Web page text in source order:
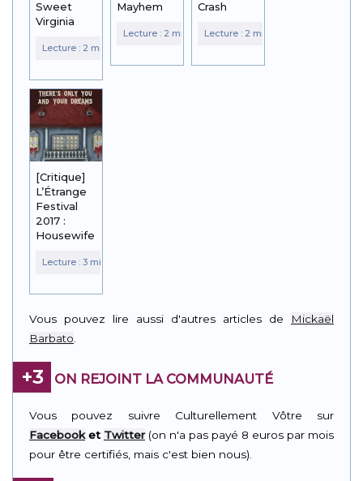
Sweet
Virginia
Mayhem Crash
[Critique]
L’Étrange
Festival
2017 :
Housewife
Vous pouvez lire aussi d'autres articles de
Mickaël
Barbato.
+3 ON REJOINT LA COMMUNAUTÉ
Vous pouvez suivre Culturellement Vôtre sur
Facebooket Twitter(on n'a pas payé 8 euros par mois
pour être certifiés, mais c'est bien nous).